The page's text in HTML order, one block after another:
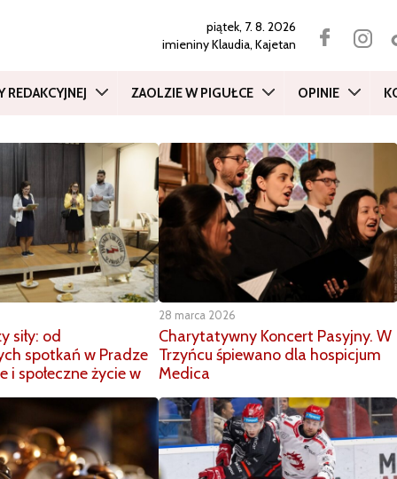
piątek, 7. 8. 2026
imieninyKlaudia, Kajetan
ZAOLZIE W PIGUŁCE OPINIE
siły: od
spotkań w Pradze
i społeczne życie w
28 marca 2026
Charytatywny Koncert Pasyjny. W
Trzyńcu śpiewano dla hospicjum
Medica